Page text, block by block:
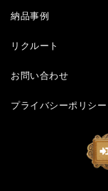
納品事例
リクルート
お問い合わせ
プライバシーポリシー